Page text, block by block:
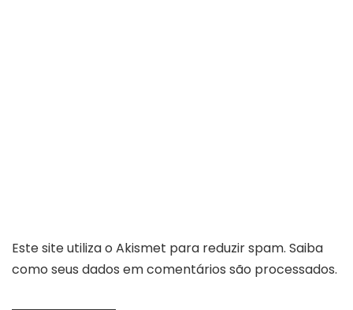
Este site utiliza o Akismet para reduzir spam. Saiba
como seus dados em comentários são processados.